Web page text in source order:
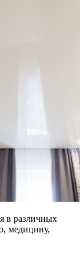
в различных
медицину,